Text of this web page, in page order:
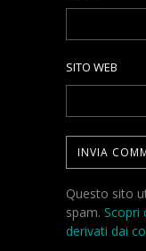
SITO WEB
Questo sito
spam. Scopri
derivati dai